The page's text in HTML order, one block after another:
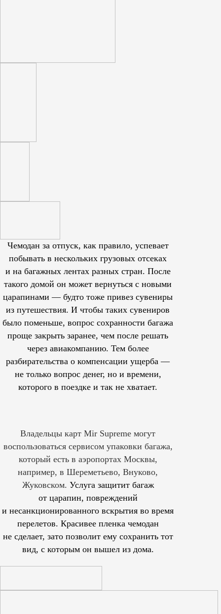
Чемодан за отпуск, как правило, успевает
побывать в нескольких грузовых отсеках
и на багажных лентах разных стран. После
такого домой он может вернуться с новыми
царапинами — будто тоже привез сувениры
из путешествия. И чтобы таких сувениров
было поменьше, вопрос сохранности багажа
проще закрыть заранее, чем после решать
через авиакомпанию. Тем более
разбирательства о компенсации ущерба —
не только вопрос денег, но и времени,
которого в поездке и так не хватает.
Владельцы карт Mir Supreme могут
воспользоваться сервисом упаковки багажа,
который есть в аэропортах Москвы,
например, в Шереметьево, Внуково,
Жуковском. Услуга защитит багаж
от царапин, повреждений
и несанкционированного вскрытия во время
перелетов. Красивее пленка чемодан
не сделает, зато позволит ему сохранить тот
вид, с которым он вышел из дома.